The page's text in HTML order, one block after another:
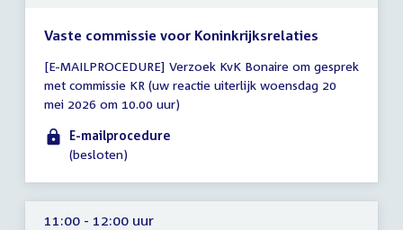
Vaste commissie voor Koninkrijksrelaties
vergadering
tot
10:00
uur
[E-MAILPROCEDURE] Verzoek KvK Bonaire om gesprek
met commissie KR (uw reactie uiterlijk woensdag 20
mei 2026 om 10.00 uur)
E-mailprocedure
(besloten)
11:00 - 12:00 uur